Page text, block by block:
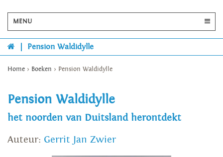
MENU
Pension Waldidylle
Home > Boeken > Pension Waldidylle
Pension Waldidylle
het noorden van Duitsland herontdekt
Auteur: Gerrit Jan Zwier